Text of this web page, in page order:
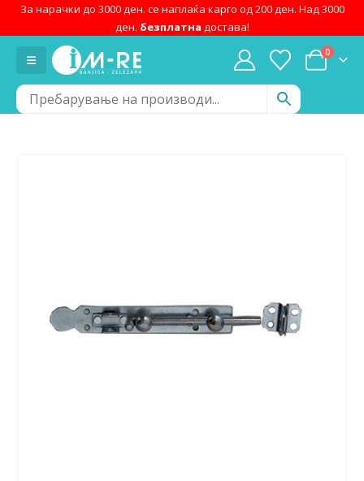
За нарачки до 3000 ден. се наплаќа карго од 200 ден. Над 3000
ден. безплатна достава!
0